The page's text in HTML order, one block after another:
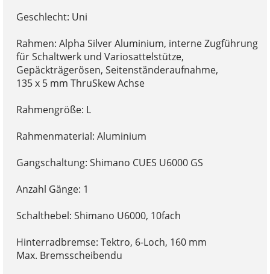
Geschlecht: Uni
Rahmen: Alpha Silver Aluminium, interne Zugführung
für Schaltwerk und Variosattelstütze,
Gepäckträgerösen, Seitenständeraufnahme,
135 x 5 mm ThruSkew Achse
Rahmengröße: L
Rahmenmaterial: Aluminium
Gangschaltung: Shimano CUES U6000 GS
Anzahl Gänge: 1
Schalthebel: Shimano U6000, 10fach
Hinterradbremse: Tektro, 6-Loch, 160 mm
Max. Bremsscheibendu